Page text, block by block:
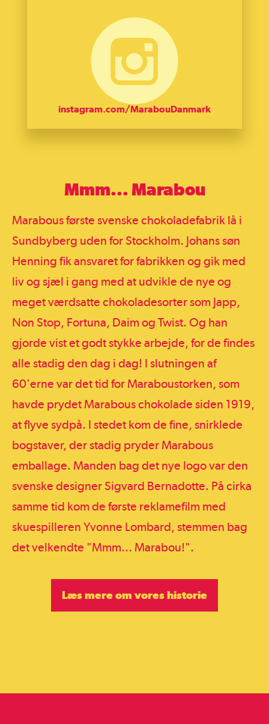
instagram.com/MarabouDanmark
Mmm... Marabou
Marabous første svenske chokoladefabrik lå i
Sundbyberg uden for Stockholm. Johans søn
Henning fik ansvaret for fabrikken og gik med
liv og sjæl i gang med at udvikle de nye og
meget værdsatte chokoladesorter som Japp,
Non Stop, Fortuna, Daim og Twist. Og han
gjorde vist et godt stykke arbejde, for de findes
alle stadig den dag i dag! I slutningen af
60'erne var det tid for Maraboustorken, som
havde prydet Marabous chokolade siden 1919,
at flyve sydpå. I stedet kom de fine, snirklede
bogstaver, der stadig pryder Marabous
emballage. Manden bag det nye logo var den
svenske designer Sigvard Bernadotte. På cirka
samme tid kom de første reklamefilm med
skuespilleren Yvonne Lombard, stemmen bag
det velkendte "Mmm... Marabou!".
Læs mere om vores historie